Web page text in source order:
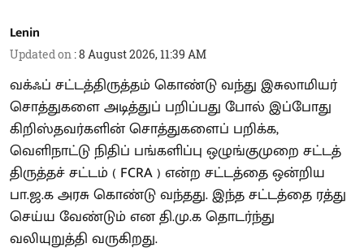
Lenin
Updated on :8 August 2026, 11:39 AM
வக்ஃப் சட்டத்திருத்தம் கொண்டு வந்து இசுலாமியர்
சொத்துகளை அடித்துப் பறிப்பது போல் இப்போது
கிறிஸ்தவர்களின் சொத்துகளைப் பறிக்க,
வெளிநாட்டு நிதிப் பங்களிப்பு ஒழுங்குமுறை சட்டத்
திருத்தச் சட்டம் ( FCRA ) என்ற சட்டத்தை ஒன்றிய
பா.ஜ.க அரசு கொண்டு வந்தது. இந்த சட்டத்தை ரத்து
செய்ய வேண்டும் என தி.மு.க தொடர்ந்து
வலியுறுத்தி வருகிறது.